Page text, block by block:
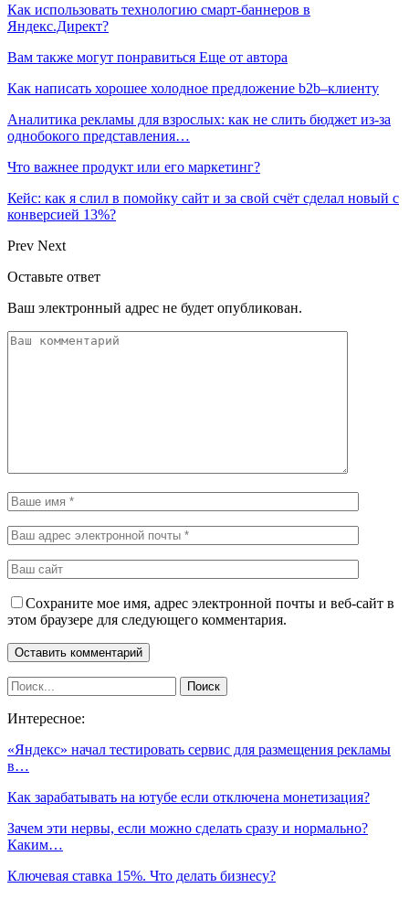
Как использовать технологию смарт-баннеров в
Яндекс.Директ?
Вам также могут понравиться Еще от автора
Как написать хорошее холодное предложение b2b–клиенту
Аналитика рекламы для взрослых: как не слить бюджет из-за
однобокого представления…
Что важнее продукт или его маркетинг?
Кейс: как я слил в помойку сайт и за свой счёт сделал новый с
конверсией 13%?
Prev Next
Оставьте ответ
Ваш электронный адрес не будет опубликован.
Сохраните мое имя, адрес электронной почты и веб-сайт в
этом браузере для следующего комментария.
Интересное:
«Яндекс» начал тестировать сервис для размещения рекламы
в…
Как зарабатывать на ютубе если отключена монетизация?
Зачем эти нервы, если можно сделать сразу и нормально?
Каким…
Ключевая ставка 15%. Что делать бизнесу?